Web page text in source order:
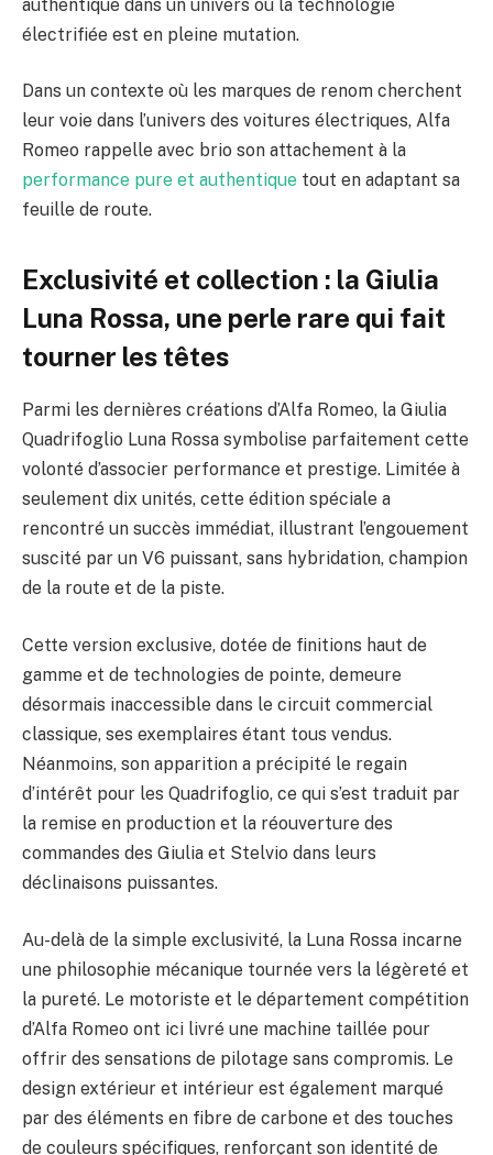
authentique dans un univers où la technologie
électrifiée est en pleine mutation.
Dans un contexte où les marques de renom cherchent
leur voie dans l’univers des voitures électriques, Alfa
Romeo rappelle avec brio son attachement à la
performance pure et authentique tout en adaptant sa
feuille de route.
Exclusivité et collection : la Giulia
Luna Rossa, une perle rare qui fait
tourner les têtes
Parmi les dernières créations d’Alfa Romeo, la Giulia
Quadrifoglio Luna Rossa symbolise parfaitement cette
volonté d’associer performance et prestige. Limitée à
seulement dix unités, cette édition spéciale a
rencontré un succès immédiat, illustrant l’engouement
suscité par un V6 puissant, sans hybridation, champion
de la route et de la piste.
Cette version exclusive, dotée de finitions haut de
gamme et de technologies de pointe, demeure
désormais inaccessible dans le circuit commercial
classique, ses exemplaires étant tous vendus.
Néanmoins, son apparition a précipité le regain
d’intérêt pour les Quadrifoglio, ce qui s’est traduit par
la remise en production et la réouverture des
commandes des Giulia et Stelvio dans leurs
déclinaisons puissantes.
Au-delà de la simple exclusivité, la Luna Rossa incarne
une philosophie mécanique tournée vers la légèreté et
la pureté. Le motoriste et le département compétition
d’Alfa Romeo ont ici livré une machine taillée pour
offrir des sensations de pilotage sans compromis. Le
design extérieur et intérieur est également marqué
par des éléments en fibre de carbone et des touches
de couleurs spécifiques, renforçant son identité de